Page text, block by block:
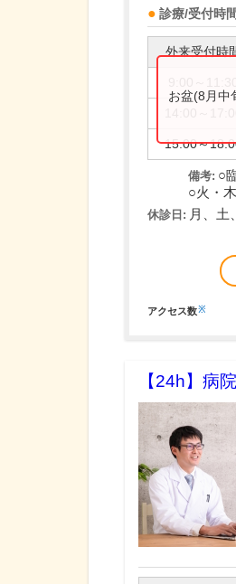
診療/受付時
外来受付時
15:00～
お盆(8月中
備考: ○
○火・
休診日: 月、土
アクセス数※
【24h】 病